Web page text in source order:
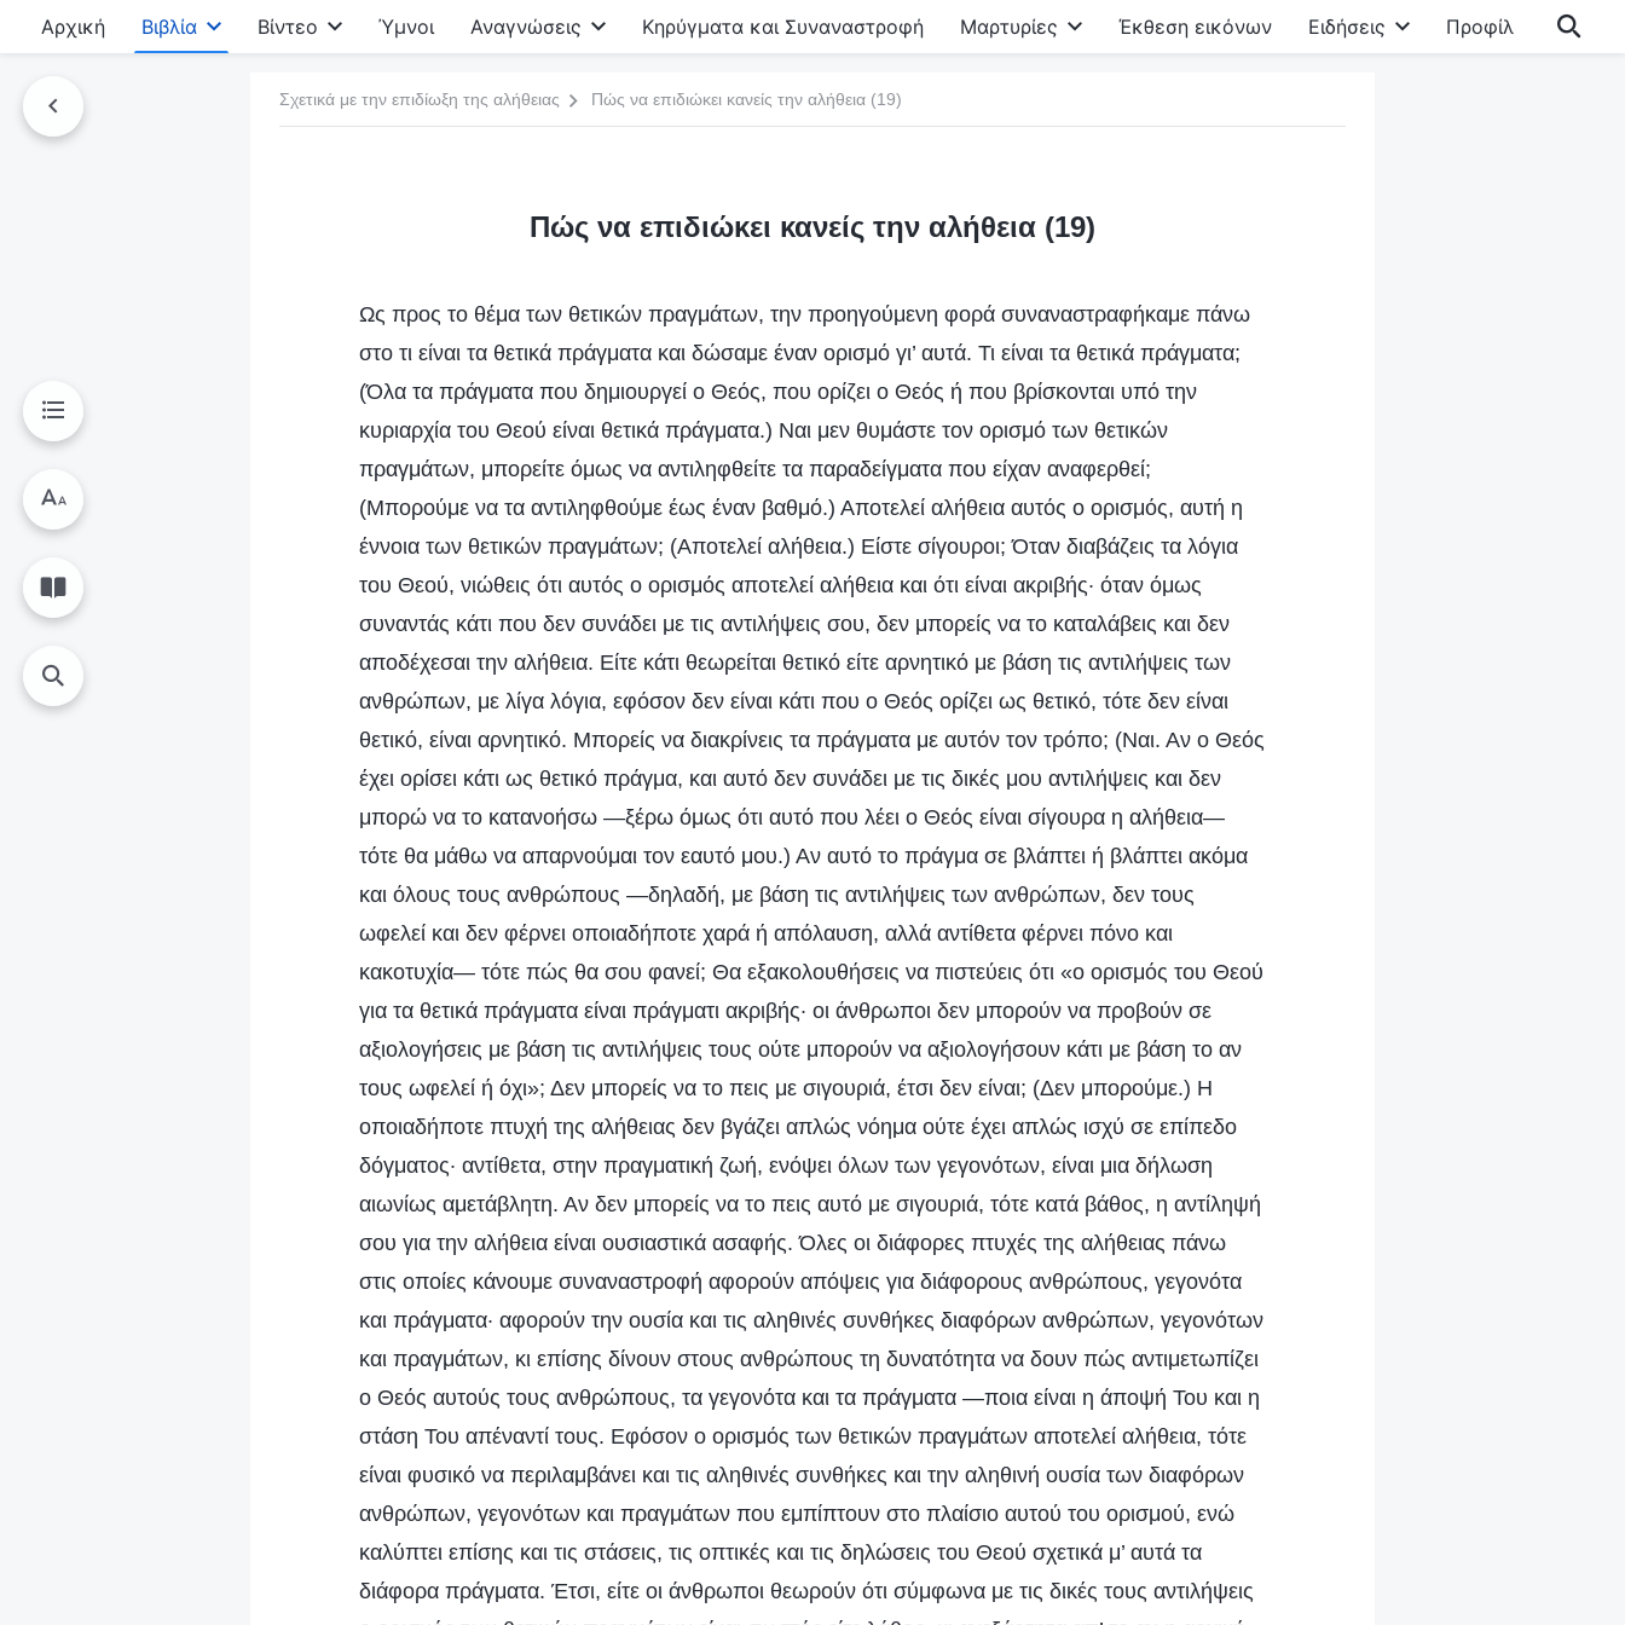
Αρχική Βιβλία Βίντεο Ύμνοι Αναγνώσεις Κηρύγματα και Συναναστροφή Μαρτυρίες Έκθεση εικόνων Ειδήσεις Προφίλ
Σχετικά με την επιδίωξη της αλήθειας Πώς να επιδιώκει κανείς την αλήθεια (19)
Πώς να επιδιώκει κανείς την αλήθεια (19)
Ως προς το θέμα των θετικών πραγμάτων, την προηγούμενη φορά συναναστραφήκαμε πάνω
στο τι είναι τα θετικά πράγματα και δώσαμε έναν ορισμό γι’ αυτά. Τι είναι τα θετικά πράγματα;
(Όλα τα πράγματα που δημιουργεί ο Θεός, που ορίζει ο Θεός ή που βρίσκονται υπό την
κυριαρχία του Θεού είναι θετικά πράγματα.) Ναι μεν θυμάστε τον ορισμό των θετικών
πραγμάτων, μπορείτε όμως να αντιληφθείτε τα παραδείγματα που είχαν αναφερθεί;
(Μπορούμε να τα αντιληφθούμε έως έναν βαθμό.) Αποτελεί αλήθεια αυτός ο ορισμός, αυτή η
έννοια των θετικών πραγμάτων; (Αποτελεί αλήθεια.) Είστε σίγουροι; Όταν διαβάζεις τα λόγια
του Θεού, νιώθεις ότι αυτός ο ορισμός αποτελεί αλήθεια και ότι είναι ακριβής· όταν όμως
συναντάς κάτι που δεν συνάδει με τις αντιλήψεις σου, δεν μπορείς να το καταλάβεις και δεν
αποδέχεσαι την αλήθεια. Είτε κάτι θεωρείται θετικό είτε αρνητικό με βάση τις αντιλήψεις των
ανθρώπων, με λίγα λόγια, εφόσον δεν είναι κάτι που ο Θεός ορίζει ως θετικό, τότε δεν είναι
θετικό, είναι αρνητικό. Μπορείς να διακρίνεις τα πράγματα με αυτόν τον τρόπο; (Ναι. Αν ο Θεός
έχει ορίσει κάτι ως θετικό πράγμα, και αυτό δεν συνάδει με τις δικές μου αντιλήψεις και δεν
μπορώ να το κατανοήσω —ξέρω όμως ότι αυτό που λέει ο Θεός είναι σίγουρα η αλήθεια—
τότε θα μάθω να απαρνούμαι τον εαυτό μου.) Αν αυτό το πράγμα σε βλάπτει ή βλάπτει ακόμα
και όλους τους ανθρώπους —δηλαδή, με βάση τις αντιλήψεις των ανθρώπων, δεν τους
ωφελεί και δεν φέρνει οποιαδήποτε χαρά ή απόλαυση, αλλά αντίθετα φέρνει πόνο και
κακοτυχία— τότε πώς θα σου φανεί; Θα εξακολουθήσεις να πιστεύεις ότι «ο ορισμός του Θεού
για τα θετικά πράγματα είναι πράγματι ακριβής· οι άνθρωποι δεν μπορούν να προβούν σε
αξιολογήσεις με βάση τις αντιλήψεις τους ούτε μπορούν να αξιολογήσουν κάτι με βάση το αν
τους ωφελεί ή όχι»; Δεν μπορείς να το πεις με σιγουριά, έτσι δεν είναι; (Δεν μπορούμε.) Η
οποιαδήποτε πτυχή της αλήθειας δεν βγάζει απλώς νόημα ούτε έχει απλώς ισχύ σε επίπεδο
δόγματος· αντίθετα, στην πραγματική ζωή, ενόψει όλων των γεγονότων, είναι μια δήλωση
αιωνίως αμετάβλητη. Αν δεν μπορείς να το πεις αυτό με σιγουριά, τότε κατά βάθος, η αντίληψή
σου για την αλήθεια είναι ουσιαστικά ασαφής. Όλες οι διάφορες πτυχές της αλήθειας πάνω
στις οποίες κάνουμε συναναστροφή αφορούν απόψεις για διάφορους ανθρώπους, γεγονότα
και πράγματα· αφορούν την ουσία και τις αληθινές συνθήκες διαφόρων ανθρώπων, γεγονότων
και πραγμάτων, κι επίσης δίνουν στους ανθρώπους τη δυνατότητα να δουν πώς αντιμετωπίζει
ο Θεός αυτούς τους ανθρώπους, τα γεγονότα και τα πράγματα —ποια είναι η άποψή Του και η
στάση Του απέναντί τους. Εφόσον ο ορισμός των θετικών πραγμάτων αποτελεί αλήθεια, τότε
είναι φυσικό να περιλαμβάνει και τις αληθινές συνθήκες και την αληθινή ουσία των διαφόρων
ανθρώπων, γεγονότων και πραγμάτων που εμπίπτουν στο πλαίσιο αυτού του ορισμού, ενώ
καλύπτει επίσης και τις στάσεις, τις οπτικές και τις δηλώσεις του Θεού σχετικά μ’ αυτά τα
διάφορα πράγματα. Έτσι, είτε οι άνθρωποι θεωρούν ότι σύμφωνα με τις δικές τους αντιλήψεις